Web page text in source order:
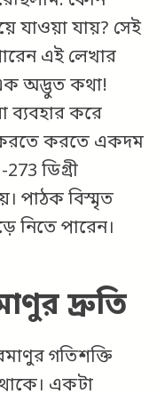
যাওয়া যায়? সেই
এই লেখার
অদ্ভুত কথা!
ব্যবহার করে
করতে করতে একদম
ডিগ্রী
পাঠক বিস্মৃত
নিতে পারেন।
দ্রুতি
গতিশক্তি
থাকে। একটা